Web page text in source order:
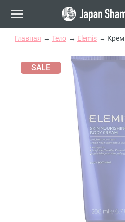
Главная Тело Elemis Крем для
SALE